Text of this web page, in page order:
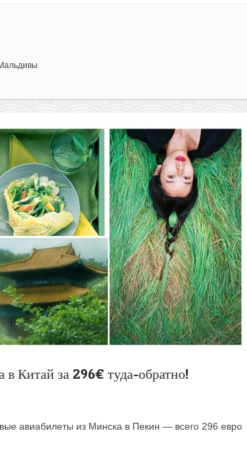
Китай за 296€ туда-обратно!
авиабилеты из Минска в Пекин — всего 296 евро